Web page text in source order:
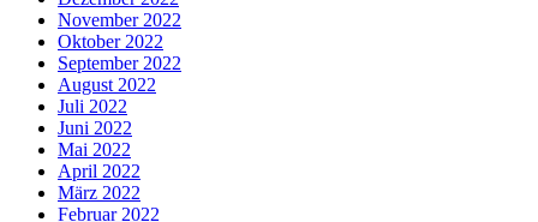
November 2022
Oktober 2022
September 2022
August 2022
Juli 2022
Juni 2022
Mai 2022
April 2022
März 2022
Februar 2022